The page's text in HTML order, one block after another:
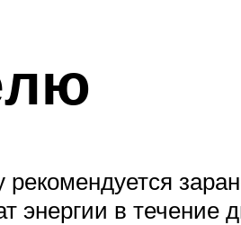
энергии в течение